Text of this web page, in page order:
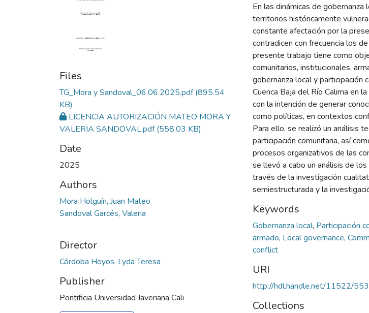
Files
TG_Mora y Sandoval_06.06.2025.pdf(895.54
KB)
LICENCIA AUTORIZACIÓN MATEO MORA Y
VALERIA SANDOVAL.pdf(558.03 KB)
Date
2025
Authors
Mora Holguín, Juan Mateo
Sandoval Garcés, Valeria
Director
Córdoba Hoyos, Lyda Teresa
Publisher
Pontificia Universidad Javeriana Cali
En las dinámicas de gobernanza
territorios históricamente
constante afectación por la
contradicen con frecuencia los
presente trabajo tiene como
comunitarios, institucionales,
gobernanza local y participación
Cuenca Baja del Río Calima en
con la intención de generar
como políticas, en contextos
Para ello, se realizó un análisis
participación comunitaria, así
procesos organizativos de las
se llevó a cabo un análisis de
través de la investigación
semiestructurada y la
Keywords
Gobernanza local, Participación
armado, Local governance,
conflict
URI
http://hdl.handle.net/11522/
Collections